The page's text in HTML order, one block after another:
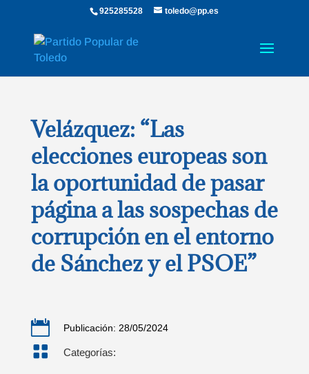
925285528 toledo@pp.es
Velázquez: “Las
elecciones europeas son
la oportunidad de pasar
página a las sospechas de
corrupción en el entorno
de Sánchez y el PSOE”
 Publicación: 28/05/2024
 Categorías: